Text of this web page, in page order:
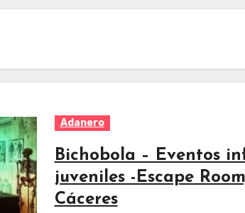
Adanero
Bichobola – Eventos
juveniles -Escape
Cáceres